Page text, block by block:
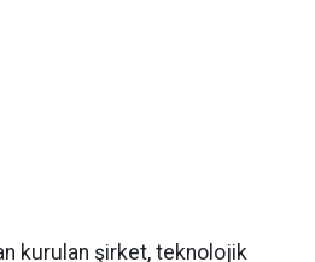
kurulan şirket, teknolojik